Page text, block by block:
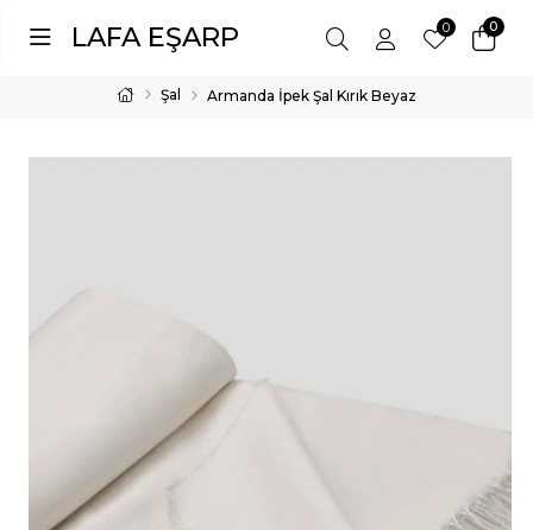
LAFA EŞARP 0
0
Şal Armanda İpek Şal Kırık Beyaz